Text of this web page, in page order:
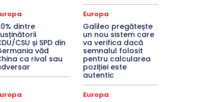
dintre
CSU și SPD din
văd
ca rival sau
Europa
Galileo pregătește
un nou sistem care
va verifica dacă
semnalul folosit
pentru calcularea
poziției este
autentic
Europa